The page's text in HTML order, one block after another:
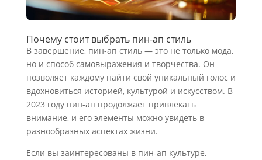
Почему стоит выбрать пин-ап стиль
В завершение, пин-ап стиль — это не только мода,
но и способ самовыражения и творчества. Он
позволяет каждому найти свой уникальный голос и
вдохновиться историей, культурой и искусством. В
2023 году пин-ап продолжает привлекать
внимание, и его элементы можно увидеть в
разнообразных аспектах жизни.
Если вы заинтересованы в пин-ап культуре,